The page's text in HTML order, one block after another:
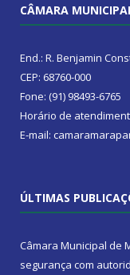
CÂMARA
End.: R. Benjamin
CEP: 68760-000
Fone: (91) 98493-6765
Horário de
E-mail:
ÚLTIMAS
Câmara Municipal de
segurança com